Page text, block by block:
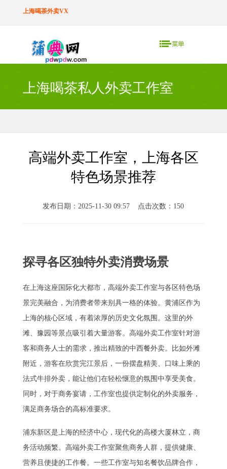
上海喝茶外卖VX
上海喝茶私人外卖工作室
高端外卖工作室，上海各区
特色场景推荐
发布日期：2025-11-30 09:57 点击次数：150
探寻各区独特外卖消费场景
在上海这座国际化大都市，高端外卖工作室与各区特色场
景完美融合，为消费者带来别具一格的体验。黄浦区作为
上海的核心区域，有着浓厚的历史文化氛围。这里的外
滩、豫园等景点吸引着大量游客。高端外卖工作室针对游
客和商务人士的需求，推出精致的中西餐外卖。比如外滩
附近，游客在欣赏完江景后，一份摆盘精美、口味上乘的
法式牛排外卖，能让他们在轻松惬意的氛围中享受美食。
同时，对于商务宴请，工作室也提供定制化的外卖服务，
满足商务场合的高标准要求。
浦东新区是上海的经济中心，现代化的高楼大厦林立，商
务活动频繁。高端外卖工作室聚焦商务人群，提供健康、
营养且便捷的工作餐。一些工作室与知名餐饮品牌合作，